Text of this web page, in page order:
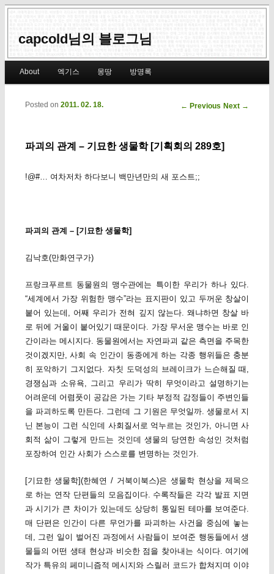
capcold님의 블로그님
Skip to primary content
Skip to secondary content
About 엑기스 몽땅 방명록
Post navigation
← Previous Next →
파괴의 관계 – 기묘한 생물학 [기획회의 289호]
Posted on 2011. 02. 18.
!@#… 여차저차 하다보니 백만년만의 새 포스트;;
파괴의 관계 – [기묘한 생물학]
김낙호(만화연구가)
프랑크푸르트 동물원의 맹수관에는 특이한 우리가 하나 있다.
“세계에서 가장 위험한 맹수”라는 표지판이 있고 두꺼운 창살이
붙어 있는데, 어째 우리가 전혀 깊지 않는다. 왜냐하면 창살 바
로 뒤에 거울이 붙어있기 때문이다. 가장 무서운 맹수는 바로 인
간이라는 메시지다. 동물원에서는 자연파괴 같은 측면을 주목한
것이겠지만, 사회 속 인간이 동종에게 하는 각종 행위들은 충분
히 포악하기 그지없다. 자칫 도덕성의 브레이크가 느슨해질 때,
경쟁심과 소유욕, 그리고 우리가 딱히 무엇이라고 설명하기는
어려운데 어렴풋이 공감은 가는 기타 부정적 감정들이 주변인들
을 파괴하도록 만든다. 그런데 그 기원은 무엇일까. 생물로서 지
닌 본능이 그런 식인데 사회질서로 억누르는 것인가, 아니면 사
회적 삶이 그렇게 만드는 것인데 생물의 당연한 속성인 것처럼
포장하여 인간 사회가 스스로를 변명하는 것인가.
[기묘한 생물학](한혜연 / 거북이북스)은 생물학 현상을 제목으
로 하는 연작 단편들의 모음집이다. 수록작들은 각각 발표 지면
과 시기가 큰 차이가 있는데도 상당히 통일된 테마를 보여준다.
매 단편은 인간이 다른 무언가를 파괴하는 사건을 중심에 놓는
데, 그런 일이 벌어진 과정에서 사람들이 보여준 행동들에서 생
물들의 어떤 생태 현상과 비슷한 점을 찾아내는 식이다. 여기에
작가 특유의 페미니즘적 메시지와 스릴러 코드가 합쳐지며 이야